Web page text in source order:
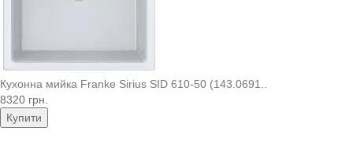
Кухонна мийка Franke Sirius SID 610-50 (143.0691..
8320 грн.
Купити